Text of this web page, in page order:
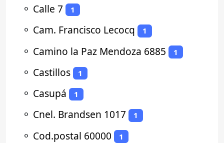
⚬ Calle 7 1
⚬ Cam. Francisco Lecocq 1
⚬ Camino la Paz Mendoza 6885 1
⚬ Castillos 1
⚬ Casupá 1
⚬ Cnel. Brandsen 1017 1
⚬ Cod.postal 60000 1